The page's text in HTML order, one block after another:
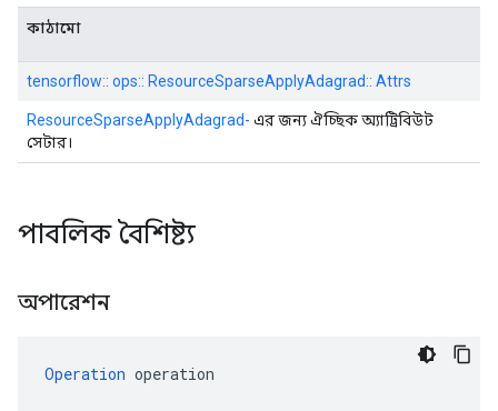
কাঠামো
tensorflow:: ops:: ResourceSparseApplyAdagrad:: Attrs
ResourceSparseApplyAdagrad- এর জন্য ঐচ্ছিক অ্যাট্রিবিউট
সেটার।
পাবলিক বৈশিষ্ট্য
অপারেশন
Operation operation